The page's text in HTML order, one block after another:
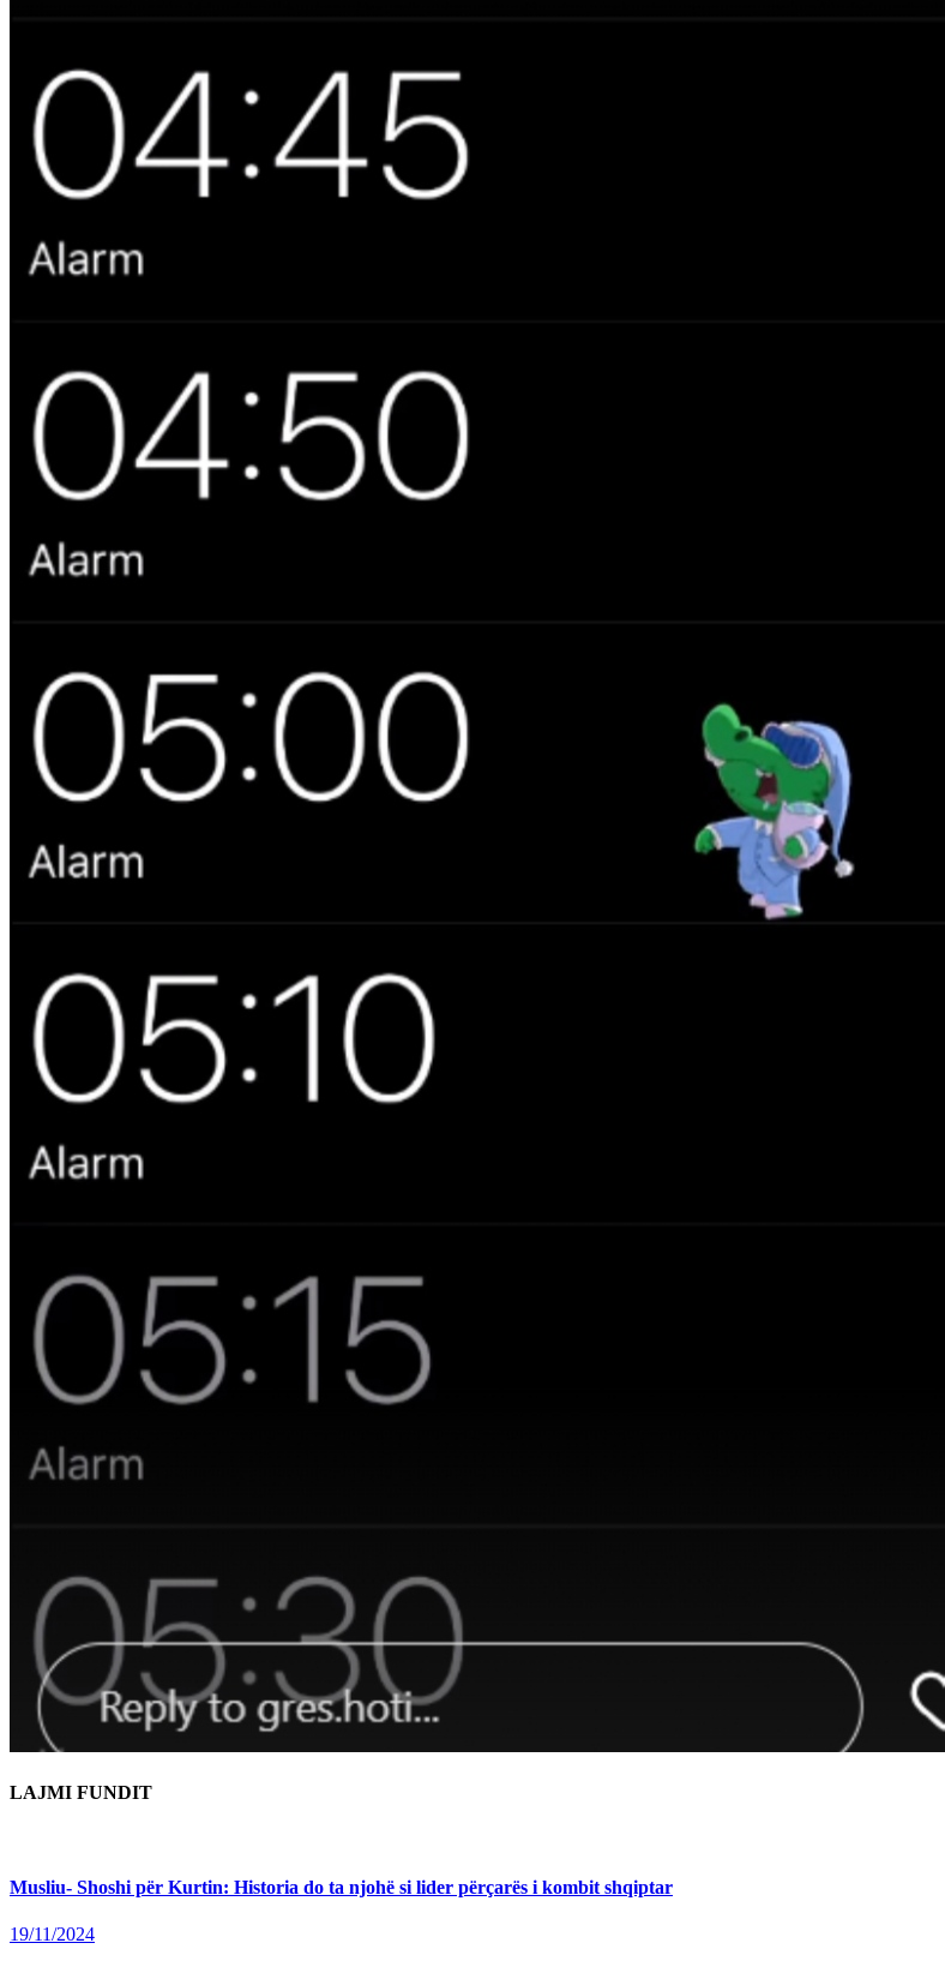
LAJMI FUNDIT
Musliu- Shoshi për Kurtin: Historia do ta njohë si lider përçarës i kombit shqiptar
19/11/2024